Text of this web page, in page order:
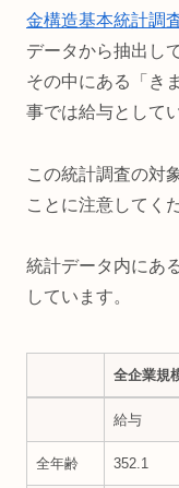
金構造基本統計調
データから抽出し
その中にある「き
事では給与として
この統計調査の対
ことに注意してく
統計データ内にあ
しています。
全企業規
全企業規
給与
全年齢 352.1